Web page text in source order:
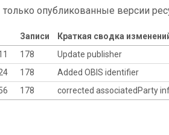
опубликованные версии
Записи Краткая сводка
178 Update publisher
178 Added OBIS identifier
178 corrected associatedParty